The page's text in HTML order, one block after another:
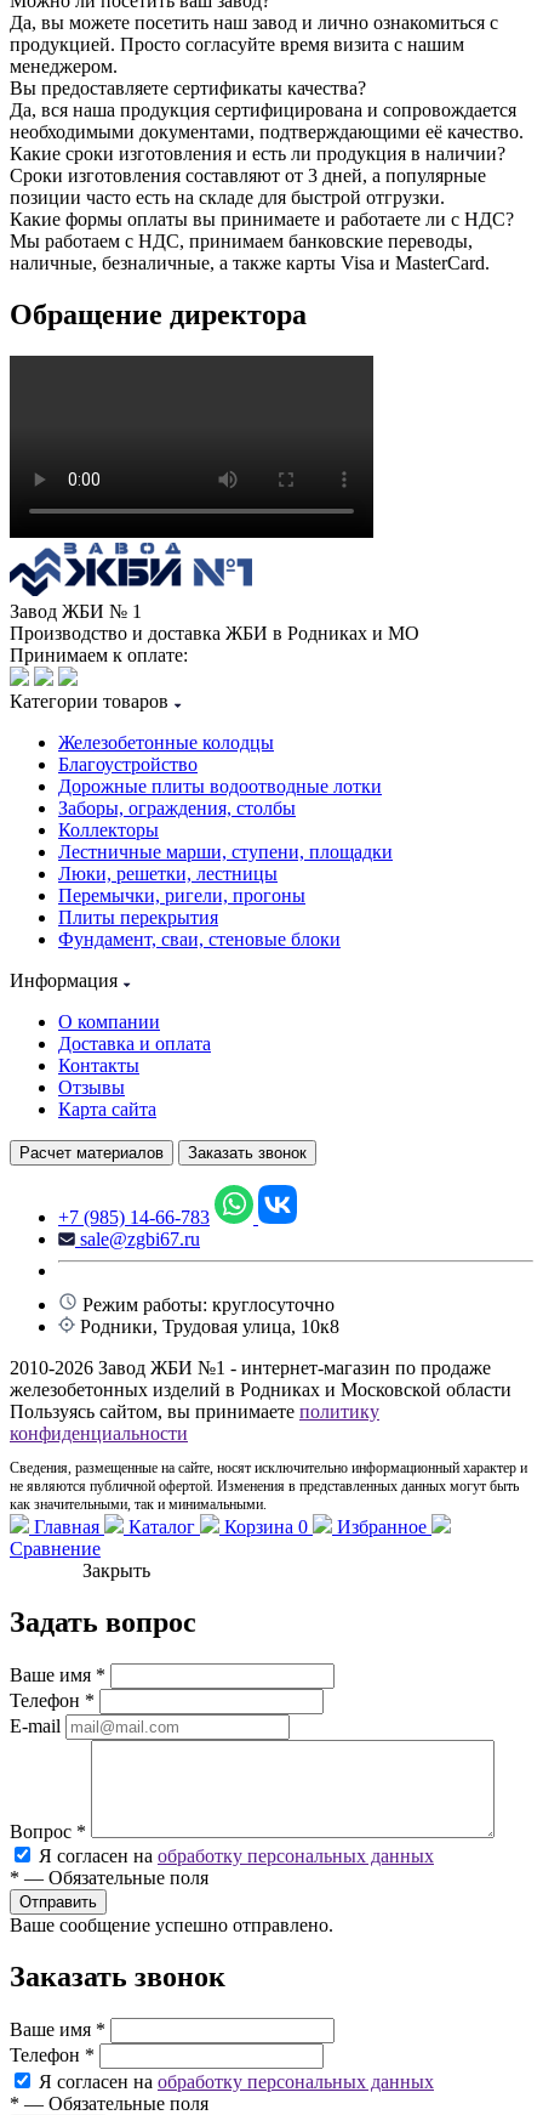
Да, вы можете посетить наш завод и лично ознакомиться с
продукцией. Просто согласуйте время визита с нашим
менеджером.
Вы предоставляете сертификаты качества?
Да, вся наша продукция сертифицирована и сопровождается
необходимыми документами, подтверждающими её качество.
Какие сроки изготовления и есть ли продукция в наличии?
Сроки изготовления составляют от 3 дней, а популярные
позиции часто есть на складе для быстрой отгрузки.
Какие формы оплаты вы принимаете и работаете ли с НДС?
Мы работаем с НДС, принимаем банковские переводы,
наличные, безналичные, а также карты Visa и MasterCard.
Обращение директора
Завод ЖБИ № 1
Производство и доставка ЖБИ в Родниках и МО
Принимаем к оплате:
Категории товаров
Железобетонные колодцы
Благоустройство
Дорожные плиты водоотводные лотки
Заборы, ограждения, столбы
Коллекторы
Лестничные марши, ступени, площадки
Люки, решетки, лестницы
Перемычки, ригели, прогоны
Плиты перекрытия
Фундамент, сваи, стеновые блоки
Информация
О компании
Доставка и оплата
Контакты
Отзывы
Карта сайта
Расчет материалов Заказать звонок
+7 (985) 14-66-783
sale@zgbi67.ru
Режим работы: круглосуточно
Родники, Трудовая улица, 10к8
2010-2026 Завод ЖБИ №1 - интернет-магазин по продаже
железобетонных изделий в Родниках и Московской области
Пользуясь сайтом, вы принимаете политику
конфиденциальности
Сведения, размещенные на сайте, носят исключительно информационный характер и
не являются публичной офертой. Изменения в представленных данных могут быть
как значительными, так и минимальными.
Главная Каталог Корзина 0
Избранное
Сравнение
Закрыть
Задать вопрос
Ваше имя *
Телефон *
E-mail
Вопрос *
Я согласен на обработку персональных данных
* — Обязательные поля
Ваше сообщение успешно отправлено.
Заказать звонок
Ваше имя *
Телефон *
Я согласен на обработку персональных данных
* — Обязательные поля